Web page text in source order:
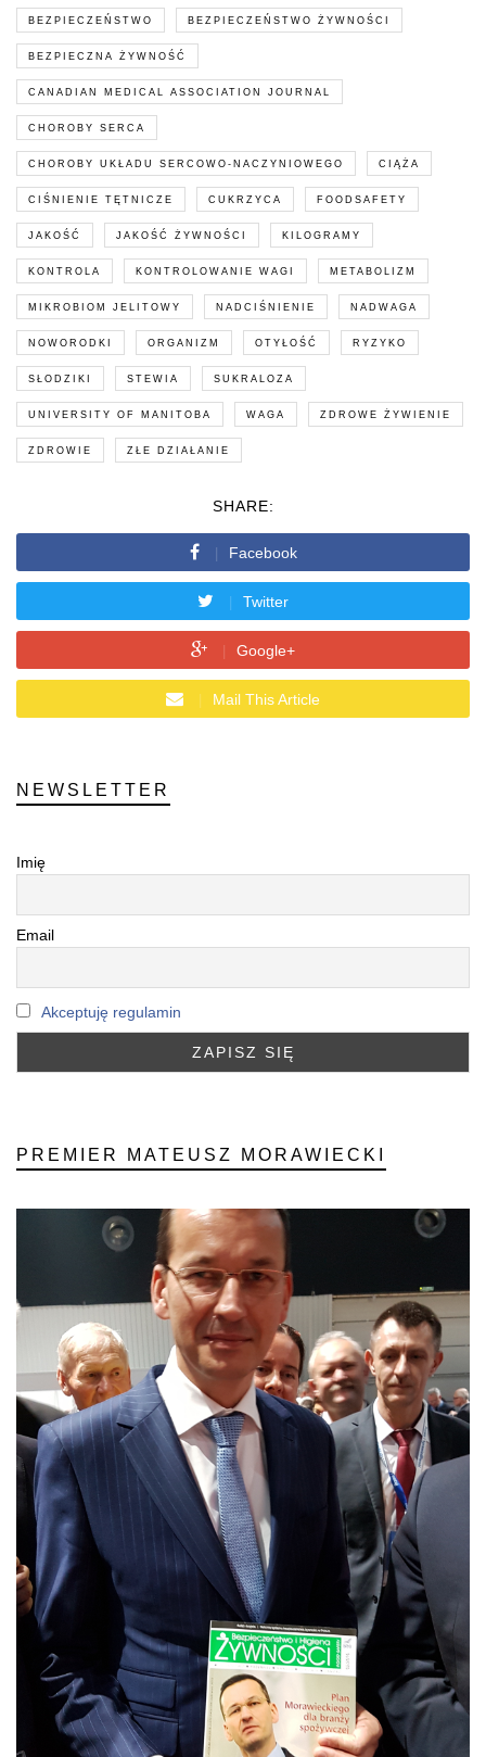
BEZPIECZEŃSTWO BEZPIECZEŃSTWO ŻYWNOŚCI
BEZPIECZNA ŻYWNOŚĆ
CANADIAN MEDICAL ASSOCIATION JOURNAL
CHOROBY SERCA
CHOROBY UKŁADU SERCOWO-NACZYNIOWEGO CIĄŻA
CIŚNIENIE TĘTNICZE CUKRZYCA FOODSAFETY
JAKOŚĆ JAKOŚĆ ŻYWNOŚCI KILOGRAMY
KONTROLA KONTROLOWANIE WAGI METABOLIZM
MIKROBIOM JELITOWY NADCIŚNIENIE NADWAGA
NOWORODKI ORGANIZM OTYŁOŚĆ RYZYKO
SŁODZIKI STEWIA SUKRALOZA
UNIVERSITY OF MANITOBA WAGA ZDROWE ŻYWIENIE
ZDROWIE ZŁE DZIAŁANIE
SHARE:
Facebook
Twitter
Google+
Mail This Article
NEWSLETTER
Imię
Email
Akceptuję regulamin
PREMIER MATEUSZ MORAWIECKI